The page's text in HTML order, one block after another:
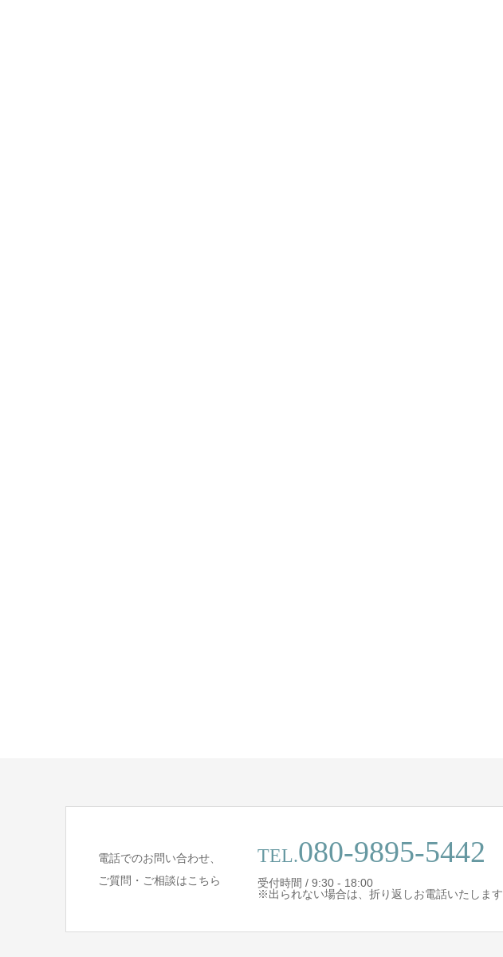
電話でのお問い合わせ、
ご質問・ご相談はこちら
TEL.080-9895-5442
受付時間 / 9:30 - 18:00
※出られない場合は、折り返しお電話いたします